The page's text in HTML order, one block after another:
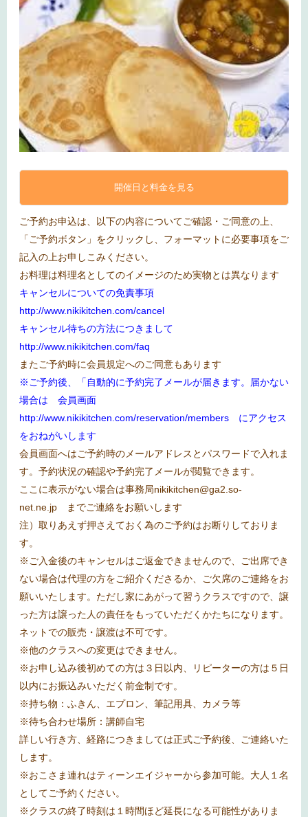
開催日と料金を見る
ご予約お申込は、以下の内容についてご確認・ご同意の上、
「ご予約ボタン」をクリックし、フォーマットに必要事項をご
記入の上お申しこみください。
お料理は料理名としてのイメージのため実物とは異なります
キャンセルについての免責事項
http://www.nikikitchen.com/cancel
キャンセル待ちの方法につきまして
http://www.nikikitchen.com/faq
またご予約時に会員規定へのご同意もあります
※ご予約後、「自動的に予約完了メールが届きます。届かない
場合は 会員画面
http://www.nikikitchen.com/reservation/members にアクセス
をおねがいします
会員画面へはご予約時のメールアドレスとパスワードで入れま
す。予約状況の確認や予約完了メールが閲覧できます。
ここに表示がない場合は事務局nikikitchen@ga2.so-
net.ne.jp までご連絡をお願いします
注）取りあえず押さえておく為のご予約はお断りしておりま
す。
※ ご入金後のキャンセルはご返金できませんので、ご出席でき
ない場合は代理の方をご紹介くださるか、ご欠席のご連絡をお
願いいたします。ただし家にあがって習うクラスですので、譲
った方は譲った人の責任をもっていただくかたちになります。
ネットでの販売・譲渡は不可です。
※他のクラスへの変更はできません。
※お申し込み後初めての方は３日以内、リピーターの方は５日
以内にお振込みいただく前金制です。
※持ち物：ふきん、エプロン、筆記用具、カメラ等
※待ち合わせ場所：講師自宅
詳しい行き方、経路につきましては正式ご予約後、ご連絡いた
します。
※おこさま連れはティーンエイジャーから参加可能。大人１名
としてご予約ください。
※クラスの終了時刻は１時間ほど延長になる可能性がありま